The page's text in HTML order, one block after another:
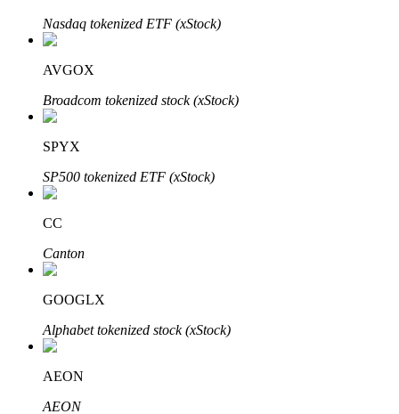
الاستثمار التلقائي
تعلم الستاكينغ
تعرف على كيفية كسب الدخل السلبي
Bitrue
Nasdaq tokenized ETF (xStock)
AVGOX
Broadcom tokenized stock (xStock)
SPYX
SP500 tokenized ETF (xStock)
CC
Canton
GOOGLX
Alphabet tokenized stock (xStock)
AEON
AEON